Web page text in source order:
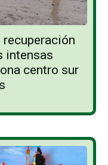
intensas
centro sur